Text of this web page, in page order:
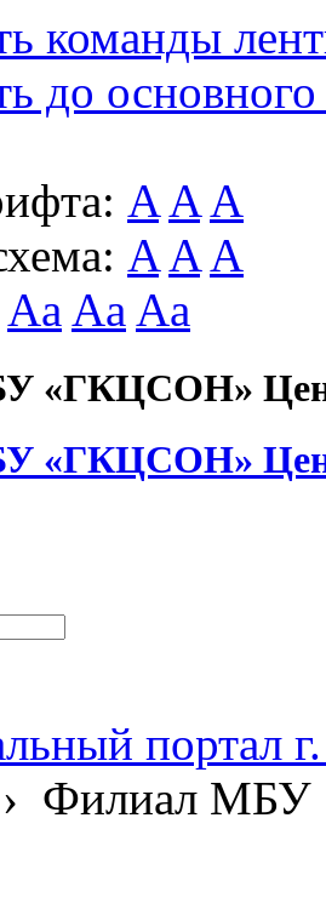
команды
до основного
A A A
A A A
Aa Aa Aa
«ГКЦСОН»
«ГКЦСОН»
портал
› Филиал МБУ